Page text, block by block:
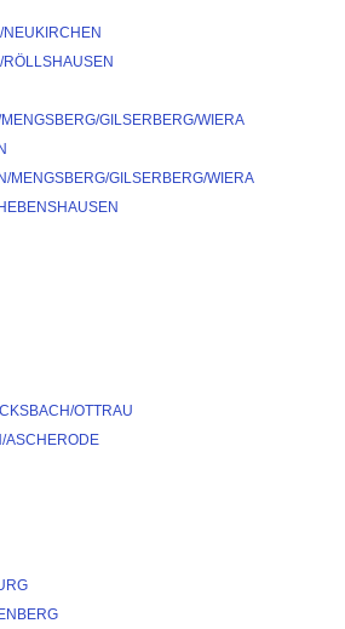
GILSERBERG/WIERA
MENGSBERG/GILSERBERG/WIERA
OTTRAU
ASCHERODE